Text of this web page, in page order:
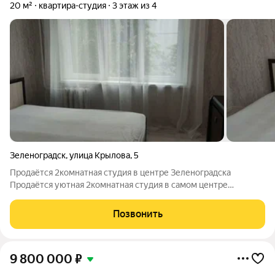
20 м² квартира-студия 3 этаж из 4
Зеленоградск,улица Крылова,5
Продаётся 2комнатная студия в центре Зеленоградска
Продаётся уютная 2комнатная студия в самом центре
характеристики: Расположение: в 5 минутах от моря, напротив
ж/д вокзала. Дом: монолитный, 5
Позвонить
9 800 000 ₽